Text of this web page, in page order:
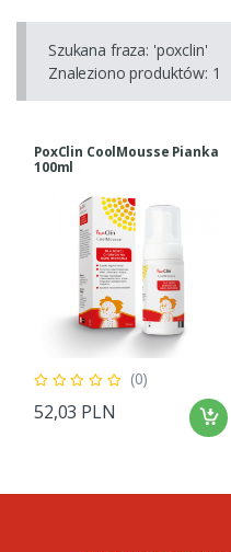
Szukana fraza: 'poxclin'
Znaleziono produktów: 1
PoxClin CoolMousse Pianka
100ml
(0)
52,03 PLN